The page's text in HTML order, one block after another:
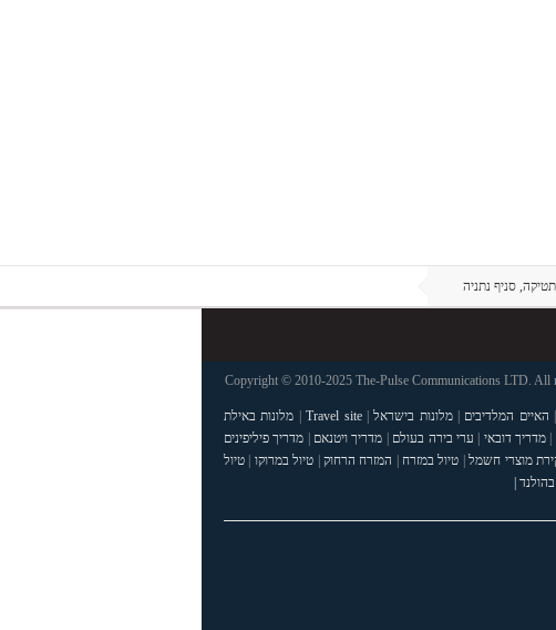
סניף נתניה
Copyright © 2010-2025 The-Pulse Communications LTD. All
| האיים המלדיבים |מלונות בישראל|
Travel site
| מלונות באילת
|מדריך דובאי | ערי בירה בעולם | מדריך ויטנאם | מדריך פיליפינים
מוצרי חשמל| טיול במזרח | המזרח הרחוק | טיול במרוקו | טיול
|